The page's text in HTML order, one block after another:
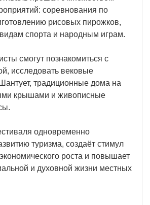
соревнования по
рисовых пирожков,
спорта и народным играм.
смогут познакомиться с
исследовать вековые
традиционные дома на
крышами и живописные
одновременно
туризма, создаёт стимул
роста и повышает
и духовной жизни местных